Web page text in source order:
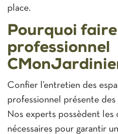
place.
Pourquoi
professionnel
Confier l’entretien des
professionnel présente des
Nos experts possèdent les
nécessaires pour garantir